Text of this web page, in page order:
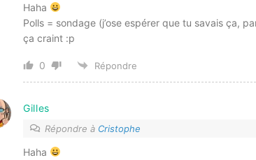
Haha
Polls = sondage (j’ose espérer que tu savais ça,
ça craint :p
0 Répondre
Gilles
Répondre à Cristophe
Haha